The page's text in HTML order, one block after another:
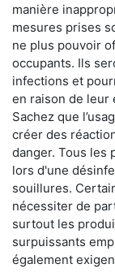
manière
mesures prises
ne plus pouvoir
occupants. Ils
infections et
en raison de leur
Sachez que
créer des
danger. Tous les
lors d'une
souillures.
nécessiter de
surtout les
surpuissants
également